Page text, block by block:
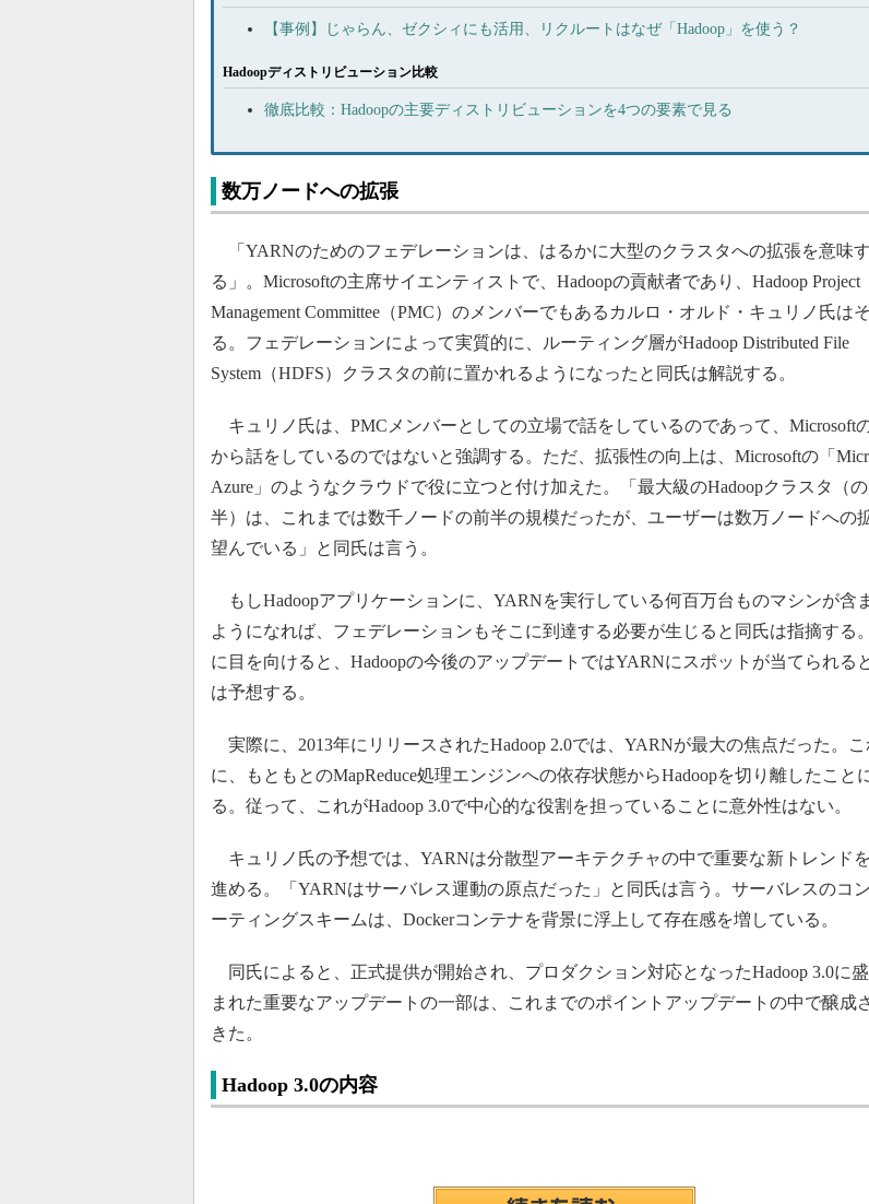
【事例】じゃらん、ゼクシィにも活用、リクルートはなぜ「Hadoop」を使う？
Hadoopディストリビューション比較
徹底比較：Hadoopの主要ディストリビューションを4つの要素で見る
数万ノードへの拡張
「YARNのためのフェデレーションは、はるかに大型のクラスタへの拡張を意味す
る」。Microsoftの主席サイエンティストで、Hadoopの貢献者であり、Hadoop Project
Management Committee（PMC）のメンバーでもあるカルロ・オルド・キュリノ氏は
る。フェデレーションによって実質的に、ルーティング層がHadoop Distributed File
System（HDFS）クラスタの前に置かれるようになったと同氏は解説する。
キュリノ氏は、PMCメンバーとしての立場で話をしているのであって、Microsoft
から話をしているのではないと強調する。ただ、拡張性の向上は、Microsoftの「
Azure」のようなクラウドで役に立つと付け加えた。「最大級のHadoopクラスタ（
半）は、これまでは数千ノードの前半の規模だったが、ユーザーは数万ノードへの
望んでいる」と同氏は言う。
もしHadoopアプリケーションに、YARNを実行している何百万台ものマシンが含
ようになれば、フェデレーションもそこに到達する必要が生じると同氏は指摘する
に目を向けると、Hadoopの今後のアップデートではYARNにスポットが当てられる
は予想する。
実際に、2013年にリリースされたHadoop 2.0では、YARNが最大の焦点だった。
に、もともとのMapReduce処理エンジンへの依存状態からHadoopを切り離したこと
る。従って、これがHadoop 3.0で中心的な役割を担っていることに意外性はない。
キュリノ氏の予想では、YARNは分散型アーキテクチャの中で重要な新トレンド
進める。「YARNはサーバレス運動の原点だった」と同氏は言う。サーバレスのコ
ーティングスキームは、Dockerコンテナを背景に浮上して存在感を増している。
同氏によると、正式提供が開始され、プロダクション対応となったHadoop 3.0に
まれた重要なアップデートの一部は、これまでのポイントアップデートの中で醸成
きた。
Hadoop 3.0の内容